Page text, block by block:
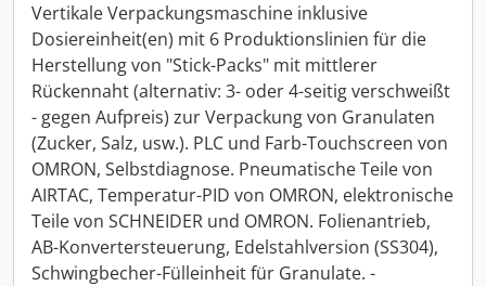
Vertikale Verpackungsmaschine inklusive
Dosiereinheit(en) mit 6 Produktionslinien für die
Herstellung von "Stick-Packs" mit mittlerer
Rückennaht (alternativ: 3- oder 4-seitig verschweißt
- gegen Aufpreis) zur Verpackung von Granulaten
(Zucker, Salz, usw.). PLC und Farb-Touchscreen von
OMRON, Selbstdiagnose. Pneumatische Teile von
AIRTAC, Temperatur-PID von OMRON, elektronische
Teile von SCHNEIDER und OMRON. Folienantrieb,
AB-Konvertersteuerung, Edelstahlversion (SS304),
Schwingbecher-Fülleinheit für Granulate. -